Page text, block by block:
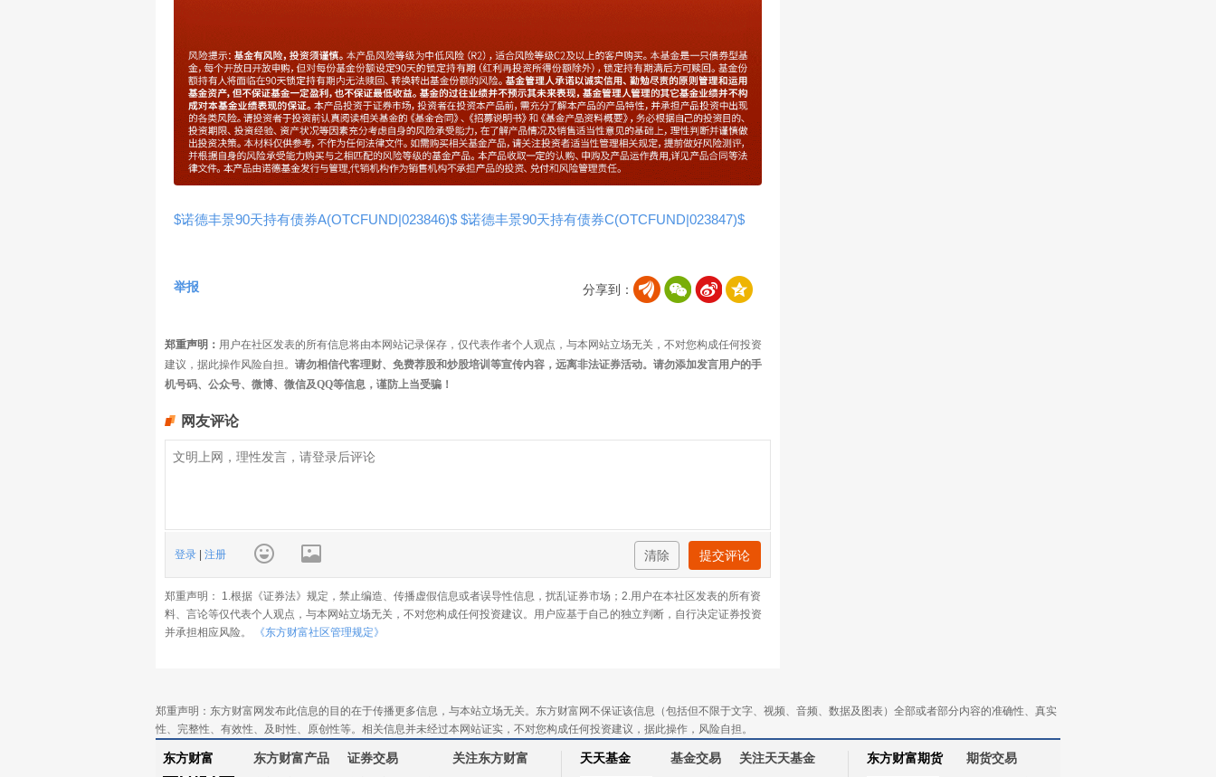
$诺德丰景90天持有债券A(OTCFUND|023846)$ $诺德丰景90天持有债券C(OTCFUND|023847)$
分享到：
举报
郑重声明： 用户在社区发表的所有信息将由本网站记录保存，仅代表作者个人观点，与本网站立场无关，不对您构成任何投资
建议，据此操作风险自担。 请勿相信代客理财、免费荐股和炒股培训等宣传内容，远离非法证券活动。请勿添加发言用户的手
机号码、公众号、微博、微信及QQ等信息，谨防上当受骗！
网友评论
登录 注册 清除 提交评论
郑重声明： 1.根据《证券法》规定，禁止编造、传播虚假信息或者误导性信息，扰乱证券市场；2.用户在本社区发表的所有资
料、言论等仅代表个人观点，与本网站立场无关，不对您构成任何投资建议。用户应基于自己的独立判断，自行决定证券投资
并承担相应风险。
《东方财富社区管理规定》
郑重声明：东方财富网发布此信息的目的在于传播更多信息，与本站立场无关。东方财富网不保证该信息（包括但不限于文字、视频、音频、数据及图表）全部或者部分内容的准确性、真实
性、完整性、有效性、及时性、原创性等。相关信息并未经过本网站证实，不对您构成任何投资建议，据此操作，风险自担。
东方财富 东方财富产品 证券交易 关注东方财富 天天基金 基金交易 关注天天基金 东方财富期货 期货交易